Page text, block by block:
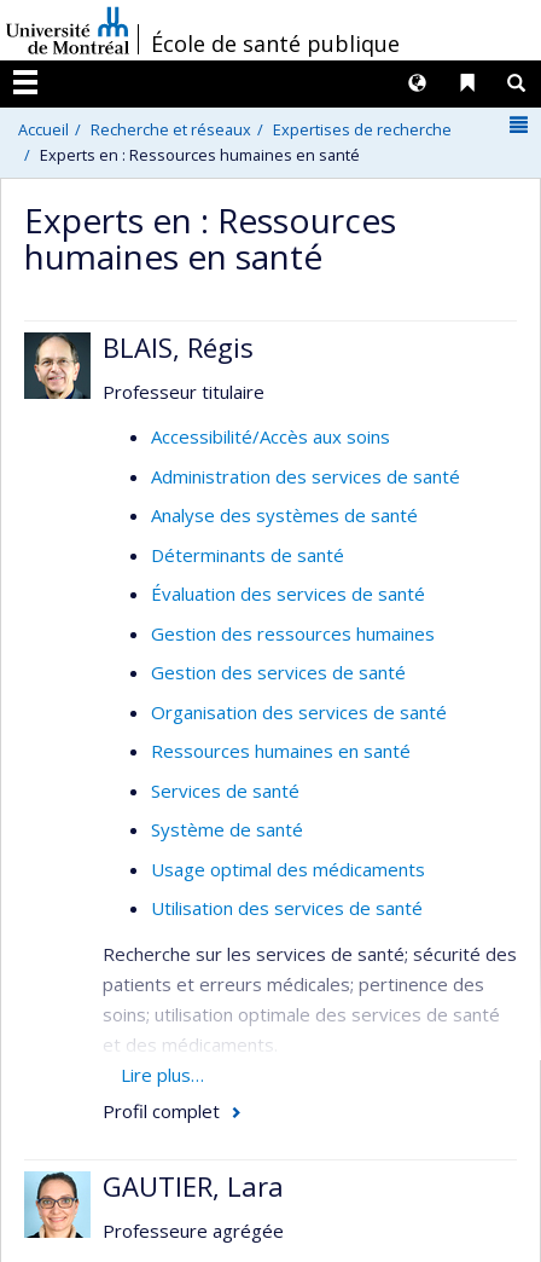
au
contenu
/École de santé publique
Menu
Liens
Langues
Accueil Recherche et réseaux
Expertises de recherche
Experts en : Ressources humaines en santé
Experts en : Ressources
humaines en santé
BLAIS, Régis
Professeur titulaire
Accessibilité/Accès aux soins
Administration des services de santé
Analyse des systèmes de santé
Déterminants de santé
Évaluation des services de santé
Gestion des ressources humaines
Gestion des services de santé
Organisation des services de santé
Ressources humaines en santé
Services de santé
Système de santé
Usage optimal des médicaments
Utilisation des services de santé
Recherche sur les services de santé; sécurité des
patients et erreurs médicales; pertinence des
soins; utilisation optimale des services de santé
et des médicaments.
Domaine : Planification / Évaluation - Santé
publique / communautaire - Services de
Méthodologie : Évaluative - Recherche sur
les services de santé
Lire plus…
Profil complet
GAUTIER, Lara
Professeure agrégée